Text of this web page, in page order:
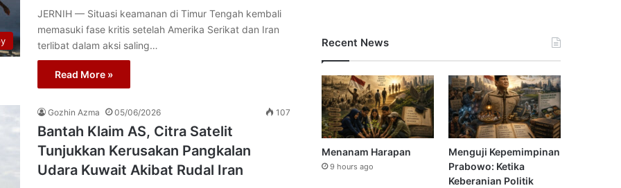
JERNIH — Situasi keamanan di Timur Tengah kembali
memasuki fase kritis setelah Amerika Serikat dan Iran
terlibat dalam aksi saling…
Read More »
Gozhin Azma 05/06/2026 107
Bantah Klaim AS, Citra Satelit
Tunjukkan Kerusakan Pangkalan
Udara Kuwait Akibat Rudal Iran
Recent News
Menanam Harapan
9 hours ago
Menguji Kepemimpinan
Prabowo: Ketika
Keberanian Politik